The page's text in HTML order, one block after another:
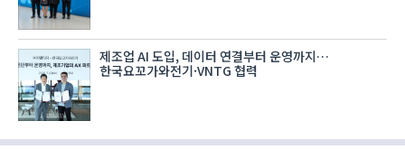
제조업 AI 도입, 데이터 연결부터 운영까지…
한국요꼬가와전기·VNTG 협력